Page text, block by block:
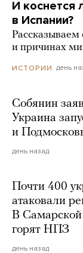
И коснется
в Испании?
Рассказываем
и причинах
ИСТОРИИ день
Собянин
Украина
и
день назад
Почти 400
атаковали
В Самарской
горят НПЗ
день назад